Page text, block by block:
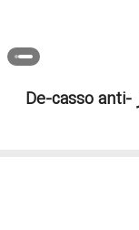
ژل ضد ترک پوست دکاسو 200 میلی لیتر De-casso anti-